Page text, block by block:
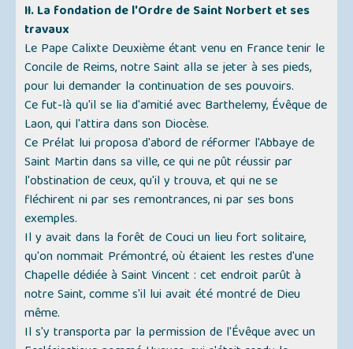
II. La fondation de l'Ordre de Saint Norbert et ses
travaux
Le Pape Calixte Deuxième étant venu en France tenir le
Concile de Reims, notre Saint alla se jeter à ses pieds,
pour lui demander la continuation de ses pouvoirs.
Ce fut-là qu'il se lia d'amitié avec Barthelemy, Évêque de
Laon, qui l'attira dans son Diocèse.
Ce Prélat lui proposa d'abord de réformer l'Abbaye de
Saint Martin dans sa ville, ce qui ne pût réussir par
l'obstination de ceux, qu'il y trouva, et qui ne se
fléchirent ni par ses remontrances, ni par ses bons
exemples.
Il y avait dans la forêt de Couci un lieu fort solitaire,
qu'on nommait Prémontré, où étaient les restes d'une
Chapelle dédiée à Saint Vincent : cet endroit parût à
notre Saint, comme s'il lui avait été montré de Dieu
même.
Il s'y transporta par la permission de l'Évêque avec un